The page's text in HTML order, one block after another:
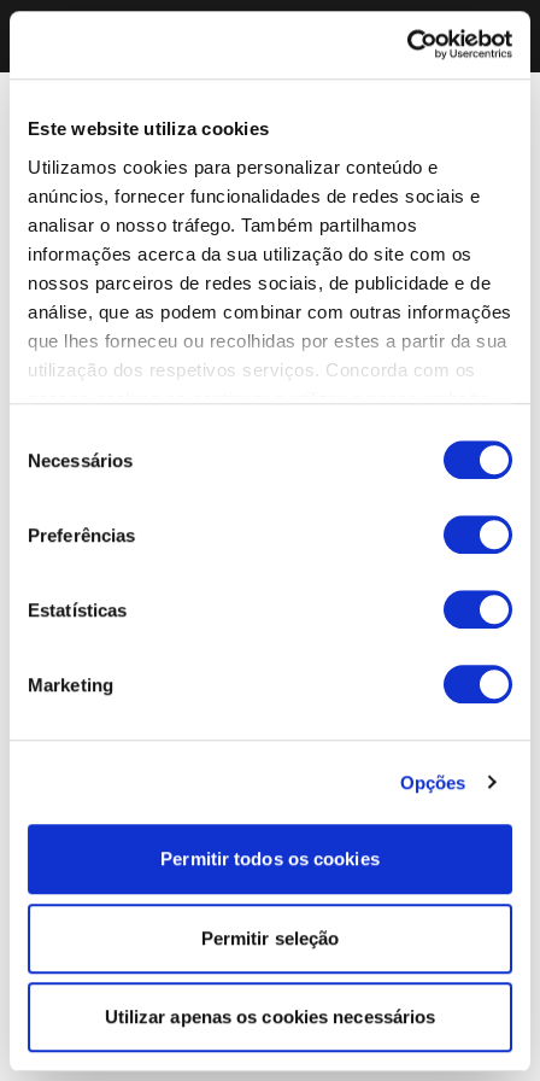
Este website utiliza cookies
Utilizamos cookies para personalizar conteúdo e
anúncios, fornecer funcionalidades de redes sociais e
analisar o nosso tráfego. Também partilhamos
informações acerca da sua utilização do site com os
nossos parceiros de redes sociais, de publicidade e de
análise, que as podem combinar com outras informações
que lhes forneceu ou recolhidas por estes a partir da sua
utilização dos respetivos serviços. Concorda com os
Necessários
Preferências
Estatísticas
Marketing
Opções
Permitir todos os cookies
Permitir seleção
Utilizar apenas os cookies necessários